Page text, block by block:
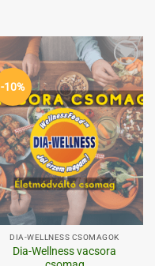
-10%
Kedvenceimhez
DIA-WELLNESS CSOMAGOK
Dia-Wellness vacsora